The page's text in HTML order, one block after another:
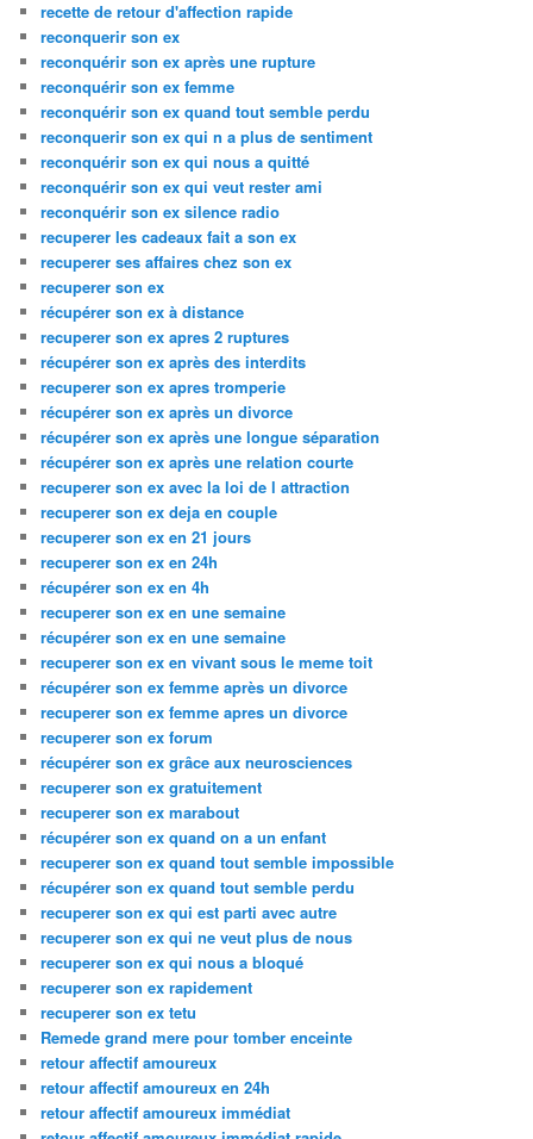
recette de retour d'affection rapide
reconquerir son ex
reconquérir son ex après une rupture
reconquérir son ex femme
reconquérir son ex quand tout semble perdu
reconquerir son ex qui n a plus de sentiment
reconquérir son ex qui nous a quitté
reconquérir son ex qui veut rester ami
reconquérir son ex silence radio
recuperer les cadeaux fait a son ex
recuperer ses affaires chez son ex
recuperer son ex
récupérer son ex à distance
recuperer son ex apres 2 ruptures
récupérer son ex après des interdits
recuperer son ex apres tromperie
récupérer son ex après un divorce
récupérer son ex après une longue séparation
récupérer son ex après une relation courte
recuperer son ex avec la loi de l attraction
recuperer son ex deja en couple
recuperer son ex en 21 jours
recuperer son ex en 24h
récupérer son ex en 4h
recuperer son ex en une semaine
récupérer son ex en une semaine
recuperer son ex en vivant sous le meme toit
récupérer son ex femme après un divorce
recuperer son ex femme apres un divorce
recuperer son ex forum
récupérer son ex grâce aux neurosciences
recuperer son ex gratuitement
recuperer son ex marabout
récupérer son ex quand on a un enfant
recuperer son ex quand tout semble impossible
récupérer son ex quand tout semble perdu
recuperer son ex qui est parti avec autre
recuperer son ex qui ne veut plus de nous
recuperer son ex qui nous a bloqué
recuperer son ex rapidement
recuperer son ex tetu
Remede grand mere pour tomber enceinte
retour affectif amoureux
retour affectif amoureux en 24h
retour affectif amoureux immédiat